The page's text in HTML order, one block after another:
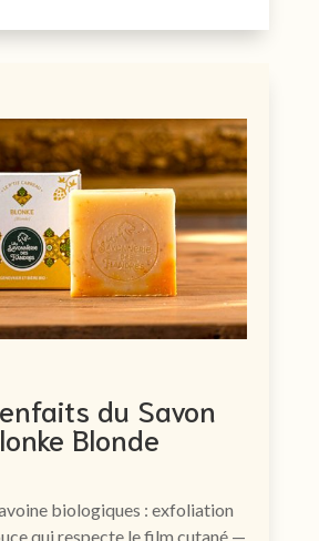
du Savon
Blonde
biologiques : exfoliation
qui respecte le film cutané —